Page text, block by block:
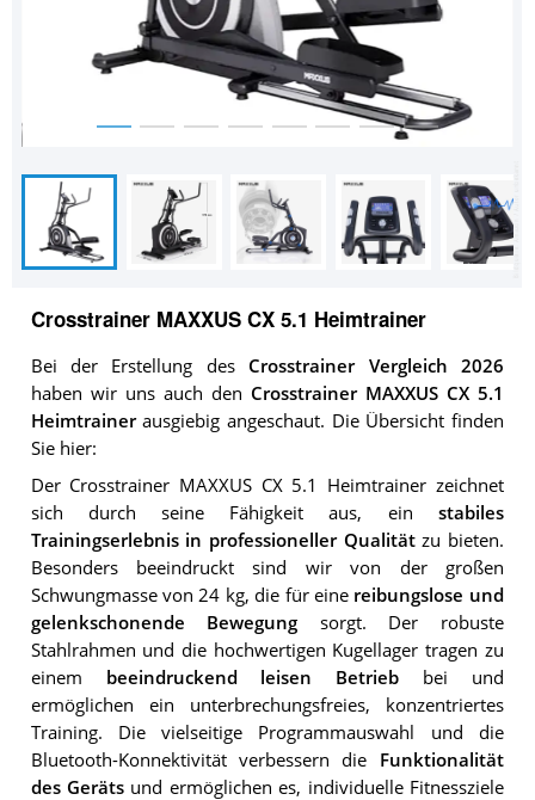
Crosstrainer MAXXUS CX 5.1 Heimtrainer
Bei der Erstellung des Crosstrainer Vergleich 2026
haben wir uns auch den Crosstrainer MAXXUS CX 5.1
Heimtrainerausgiebig angeschaut. Die Übersicht finden
Sie hier:
Der Crosstrainer MAXXUS CX 5.1 Heimtrainer zeichnet
sich durch seine Fähigkeit aus, ein stabiles
Trainingserlebnis in professioneller Qualitätzu bieten.
Besonders beeindruckt sind wir von der großen
Schwungmasse von 24 kg, die für eine reibungslose und
gelenkschonende Bewegung sorgt. Der robuste
Stahlrahmen und die hochwertigen Kugellager tragen zu
einem beeindruckend leisen Betrieb bei und
ermöglichen ein unterbrechungsfreies, konzentriertes
Training. Die vielseitige Programmauswahl und die
Bluetooth-Konnektivität verbessern die Funktionalität
des Geräts und ermöglichen es, individuelle Fitnessziele